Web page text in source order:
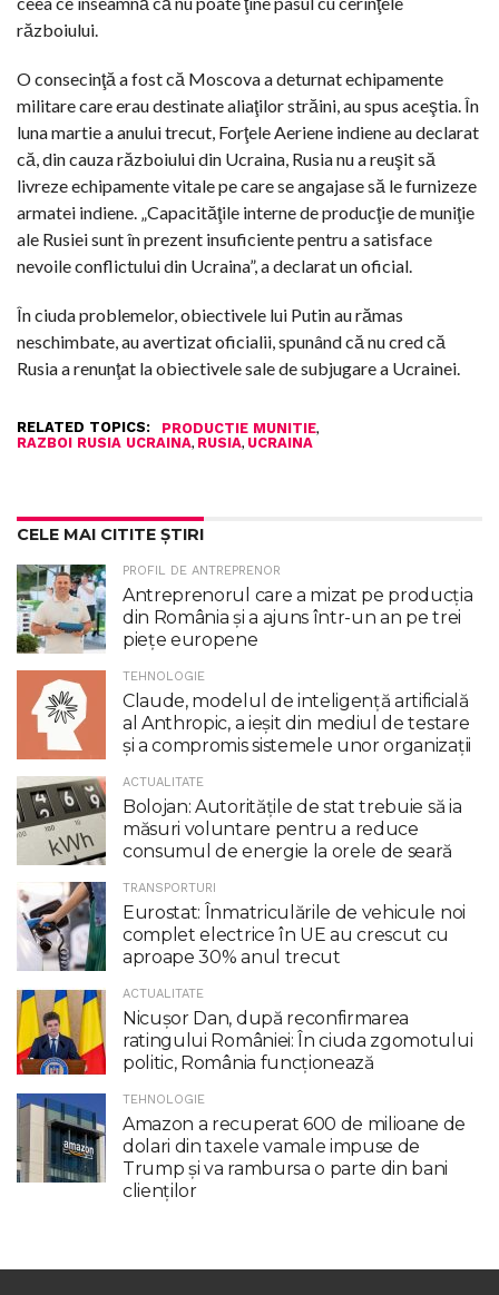
războiului.
O consecinţă a fost că Moscova a deturnat echipamente
militare care erau destinate aliaţilor străini, au spus aceştia. În
luna martie a anului trecut, Forţele Aeriene indiene au declarat
că, din cauza războiului din Ucraina, Rusia nu a reuşit să
livreze echipamente vitale pe care se angajase să le furnizeze
armatei indiene. „Capacităţile interne de producţie de muniţie
ale Rusiei sunt în prezent insuficiente pentru a satisface
nevoile conflictului din Ucraina”, a declarat un oficial.
În ciuda problemelor, obiectivele lui Putin au rămas
neschimbate, au avertizat oficialii, spunând că nu cred că
Rusia a renunţat la obiectivele sale de subjugare a Ucrainei.
RELATED TOPICS: PRODUCTIE MUNITIE,
RAZBOI RUSIA UCRAINA, RUSIA, UCRAINA
CELE MAI CITITE ȘTIRI
PROFIL DE ANTREPRENOR
Antreprenorul care a mizat pe producția
din România și a ajuns într-un an pe trei
piețe europene
TEHNOLOGIE
Claude, modelul de inteligenţă artificială
al Anthropic, a ieşit din mediul de testare
şi a compromis sistemele unor organizaţii
ACTUALITATE
Bolojan: Autoritățile de stat trebuie să ia
măsuri voluntare pentru a reduce
consumul de energie la orele de seară
TRANSPORTURI
Eurostat: Înmatriculările de vehicule noi
complet electrice în UE au crescut cu
aproape 30% anul trecut
ACTUALITATE
Nicuşor Dan, după reconfirmarea
ratingului României: În ciuda zgomotului
politic, România funcţionează
TEHNOLOGIE
Amazon a recuperat 600 de milioane de
dolari din taxele vamale impuse de
Trump şi va rambursa o parte din bani
clienţilor